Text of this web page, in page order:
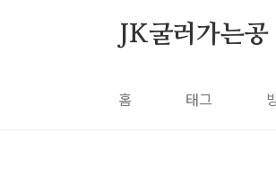
JK굴러가는공
홈 태그